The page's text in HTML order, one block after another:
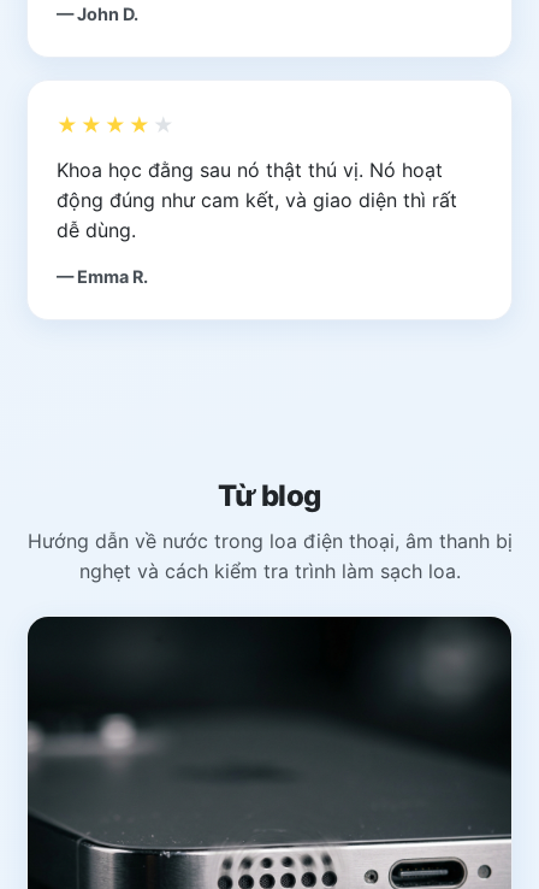
— John D.
★★★★ ★
Khoa học đằng sau nó thật thú vị. Nó hoạt
động đúng như cam kết, và giao diện thì rất
dễ dùng.
— Emma R.
Từ blog
Hướng dẫn về nước trong loa điện thoại, âm thanh bị
nghẹt và cách kiểm tra trình làm sạch loa.